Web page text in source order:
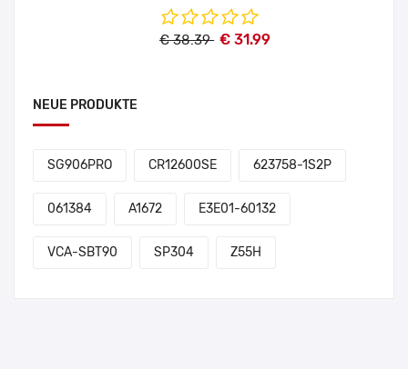
€ 38.39 € 31.99
NEUE PRODUKTE
SG906PRO CR12600SE 623758-1S2P
061384 A1672 E3E01-60132
VCA-SBT90 SP304 Z55H